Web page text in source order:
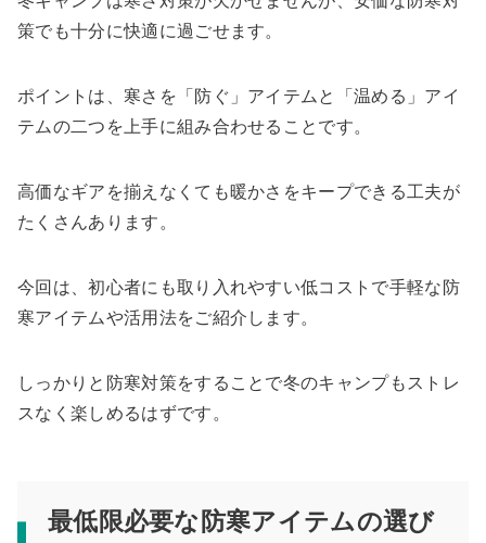
策でも十分に快適に過ごせます。
ポイントは、寒さを「防ぐ」アイテムと「温める」アイ
テムの二つを上手に組み合わせることです。
高価なギアを揃えなくても暖かさをキープできる工夫が
たくさんあります。
今回は、初心者にも取り入れやすい低コストで手軽な防
寒アイテムや活用法をご紹介します。
しっかりと防寒対策をすることで冬のキャンプもストレ
スなく楽しめるはずです。
最低限必要な防寒アイテムの選び